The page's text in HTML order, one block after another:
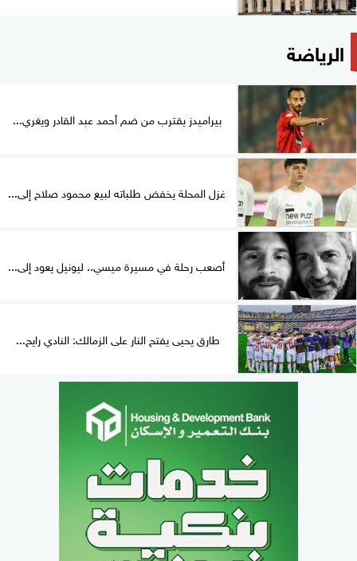
الرياضة
بيراميدز يقترب من ضم أحمد عبد القادر ويغري...
غزل المحلة يخفض طلباته لبيع محمود صلاح إلى...
أصعب رحلة في مسيرة ميسي.. ليونيل يعود إلى...
طارق يحيى يفتح النار على الزمالك: النادي رايح...